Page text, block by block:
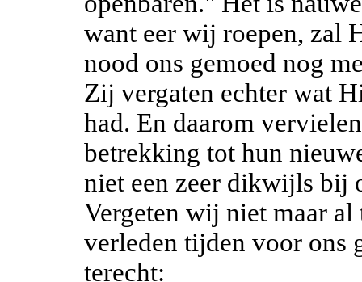
want eer wij roepen, zal
nood ons gemoed nog
Zij vergaten echter wat
had. En daarom
betrekking tot hun
niet een zeer dikwijls bij
Vergeten wij niet maar
verleden tijden voor ons
terecht: